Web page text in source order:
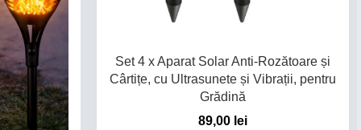
Set 4 x Aparat Solar Anti-Rozătoare și
Cârtițe, cu Ultrasunete și Vibrații, pentru
Grădină
89,00 lei